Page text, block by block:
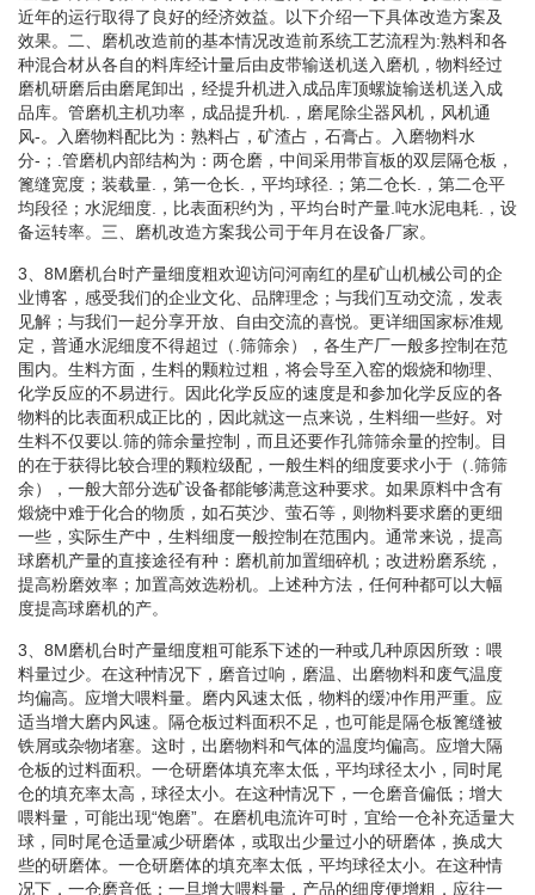
近年的运行取得了良好的经济效益。以下介绍一下具体改造方案及
效果。二、磨机改造前的基本情况改造前系统工艺流程为:熟料和各
种混合材从各自的料库经计量后由皮带输送机送入磨机，物料经过
磨机研磨后由磨尾卸出，经提升机进入成品库顶螺旋输送机送入成
品库。管磨机主机功率，成品提升机.，磨尾除尘器风机，风机通
风-。入磨物料配比为：熟料占，矿渣占，石膏占。入磨物料水
分-；.管磨机内部结构为：两仓磨，中间采用带盲板的双层隔仓板，
篦缝宽度；装载量.，第一仓长.，平均球径.；第二仓长.，第二仓平
均段径；水泥细度.，比表面积约为，平均台时产量.吨水泥电耗.，设
备运转率。三、磨机改造方案我公司于年月在设备厂家。
3、8M磨机台时产量细度粗欢迎访问河南红的星矿山机械公司的企
业博客，感受我们的企业文化、品牌理念；与我们互动交流，发表
见解；与我们一起分享开放、自由交流的喜悦。更详细国家标准规
定，普通水泥细度不得超过（.筛筛余），各生产厂一般多控制在范
围内。生料方面，生料的颗粒过粗，将会导至入窑的煅烧和物理、
化学反应的不易进行。因此化学反应的速度是和参加化学反应的各
物料的比表面积成正比的，因此就这一点来说，生料细一些好。对
生料不仅要以.筛的筛余量控制，而且还要作孔筛筛余量的控制。目
的在于获得比较合理的颗粒级配，一般生料的细度要求小于（.筛筛
余），一般大部分选矿设备都能够满意这种要求。如果原料中含有
煅烧中难于化合的物质，如石英沙、萤石等，则物料要求磨的更细
一些，实际生产中，生料细度一般控制在范围内。通常来说，提高
球磨机产量的直接途径有种：磨机前加置细碎机；改进粉磨系统，
提高粉磨效率；加置高效选粉机。上述种方法，任何种都可以大幅
度提高球磨机的产。
3、8M磨机台时产量细度粗可能系下述的一种或几种原因所致：喂
料量过少。在这种情况下，磨音过响，磨温、出磨物料和废气温度
均偏高。应增大喂料量。磨内风速太低，物料的缓冲作用严重。应
适当增大磨内风速。隔仓板过料面积不足，也可能是隔仓板篦缝被
铁屑或杂物堵塞。这时，出磨物料和气体的温度均偏高。应增大隔
仓板的过料面积。一仓研磨体填充率太低，平均球径太小，同时尾
仓的填充率太高，球径太小。在这种情况下，一仓磨音偏低；增大
喂料量，可能出现“饱磨”。在磨机电流许可时，宜给一仓补充适量大
球，同时尾仓适量减少研磨体，或取出少量过小的研磨体，换成大
些的研磨体。一仓研磨体的填充率太低，平均球径太小。在这种情
况下，一仓磨音低；一旦增大喂料量，产品的细度便增粗，应往一